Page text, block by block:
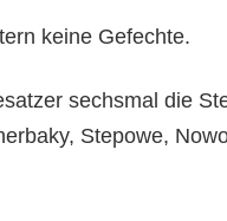
keine Gefechte.
sechsmal die
Stepowe,